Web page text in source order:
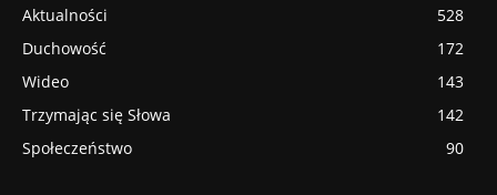
Aktualności
528
Duchowość
172
Wideo
143
Trzymając się Słowa
142
Społeczeństwo
90